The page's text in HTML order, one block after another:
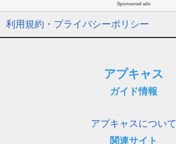
Sponsored ads
利用規約・プライバシーポリシー
アプキャス
ガイド情報
アプキャスについて
関連サイト